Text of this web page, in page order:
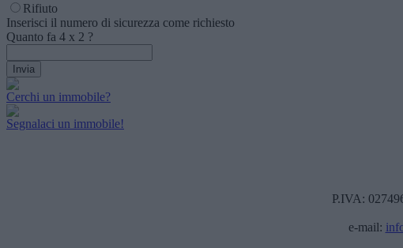
Rifiuto
Inserisci il numero di sicurezza come richiesto
Quanto fa 4 x 2 ?
Cerchi un immobile?
Segnalaci un immobile!
P.IVA:
e-mail: